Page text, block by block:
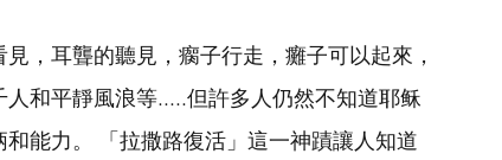
，耳聾的聽見，瘸子行走，癱子可以起來，
和平靜風浪等.....但許多人仍然不知道耶稣
能力。 「拉撒路復活」這一神蹟讓人知道